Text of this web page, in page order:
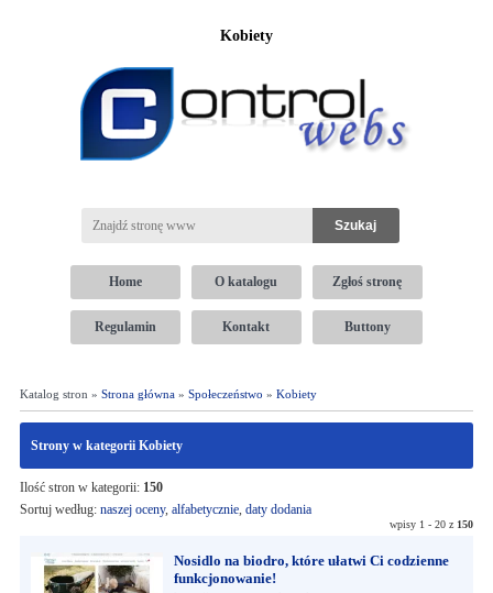
Kobiety
Home O katalogu Zgłoś stronę
Regulamin Kontakt Buttony
Katalog stron » Strona główna» Społeczeństwo » Kobiety
Strony w kategorii Kobiety
Ilość stron w kategorii: 150
Sortuj według: naszej oceny, alfabetycznie, daty dodania
wpisy 1 - 20 z 150
Nosidlo na biodro, które ułatwi Ci codzienne
funkcjonowanie!